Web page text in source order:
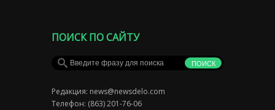
ПОИСК ПО САЙТУ
Редакция: news@newsdelo.com
Телефон: (863) 201-76-06